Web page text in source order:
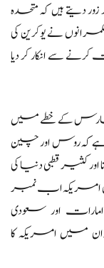
ہیں کہ متحدہ
نے یوکرین کی
سے انکار کر دیا
فارس کے خطے میں
ہے کہ روس اور چین
کثیر قطبی دنیا کی
امریکہ اب نمبر
اور سعودی
میں امریکہ کا